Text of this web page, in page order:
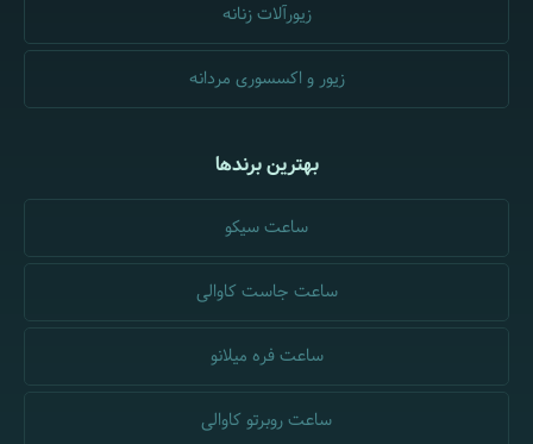
زیورآلات زنانه
زیور و اکسسوری مردانه
بهترین برندها
ساعت سیکو
ساعت جاست کاوالی
ساعت فره میلانو
ساعت روبرتو کاوالی